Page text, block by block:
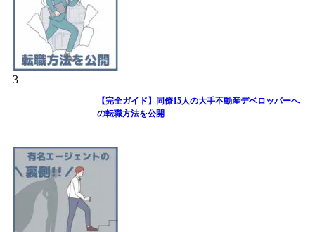
3
【完全ガイド】同僚15人の大手不動産デベロッパーへ
の転職方法を公開